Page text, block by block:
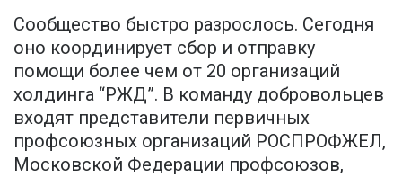
Сообщество быстро разрослось. Сегодня
оно координирует сбор и отправку
помощи более чем от 20 организаций
холдинга “РЖД”. В команду добровольцев
входят представители первичных
профсоюзных организаций РОСПРОФЖЕЛ,
Московской Федерации профсоюзов,